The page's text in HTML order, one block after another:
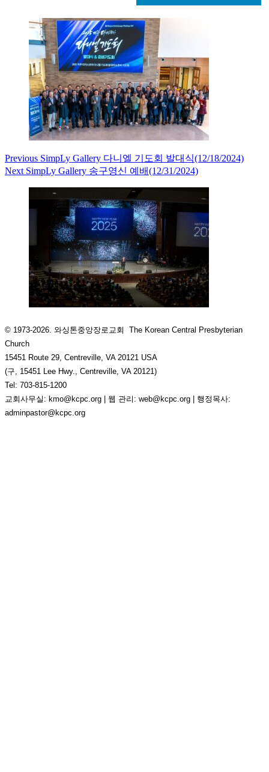
Previous SimpLy Gallery 다니엘 기도회 발대식(12/18/2024)
Next SimpLy Gallery 송구영신 예배(12/31/2024)
© 1973-2026. 와싱톤중앙장로교회 The Korean Central Presbyterian
Church
15451 Route 29, Centreville, VA 20121 USA
(구, 15451 Lee Hwy., Centreville, VA 20121)
Tel: 703-815-1200
교회사무실: kmo@kcpc.org | 웹 관리: web@kcpc.org | 행정목사:
adminpastor@kcpc.org